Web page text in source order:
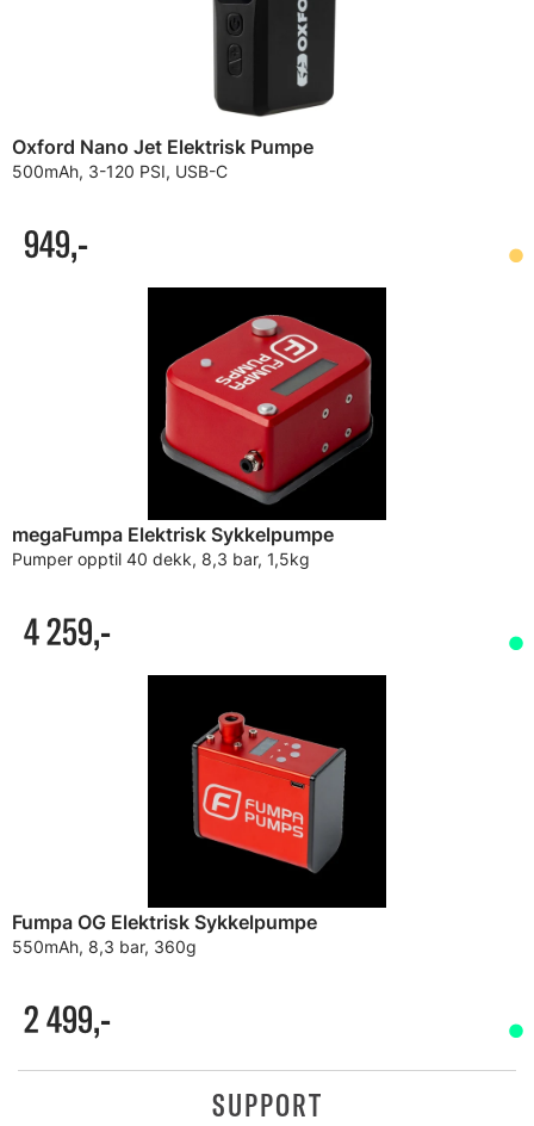
Oxford Nano Jet Elektrisk Pumpe
500mAh, 3-120 PSI, USB-C
949,-
megaFumpa Elektrisk Sykkelpumpe
Pumper opptil 40 dekk, 8,3 bar, 1,5kg
4 259,-
Fumpa OG Elektrisk Sykkelpumpe
550mAh, 8,3 bar, 360g
2 499,-
SUPPORT